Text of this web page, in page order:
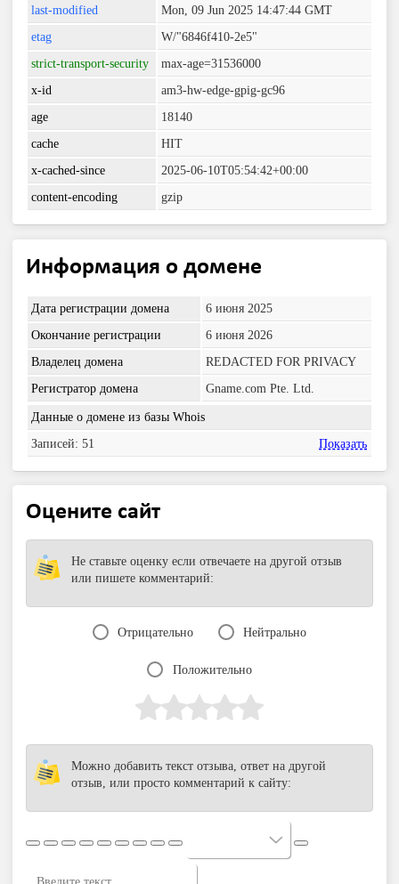
last-modified
Mon, 09 Jun 2025 14:47:44 GMT
etag
W/"6846f410-2e5"
strict-transport-security
max-age=31536000
x-id
am3-hw-edge-gpig-gc96
age
18140
cache
HIT
x-cached-since
2025-06-10T05:54:42+00:00
content-encoding
gzip
Информация о домене
Дата регистрации домена
6 июня 2025
Окончание регистрации
6 июня 2026
Владелец домена
REDACTED FOR PRIVACY
Регистратор домена
Gname.com Pte. Ltd.
Данные о домене из базы Whois
Записей: 51
Показать
Оцените сайт
Не ставьте оценку если отвечаете на другой отзыв
или пишете комментарий:
Отрицательно Нейтрально
Положительно
Можно добавить текст отзыва, ответ на другой
отзыв, или просто комментарий к сайту: